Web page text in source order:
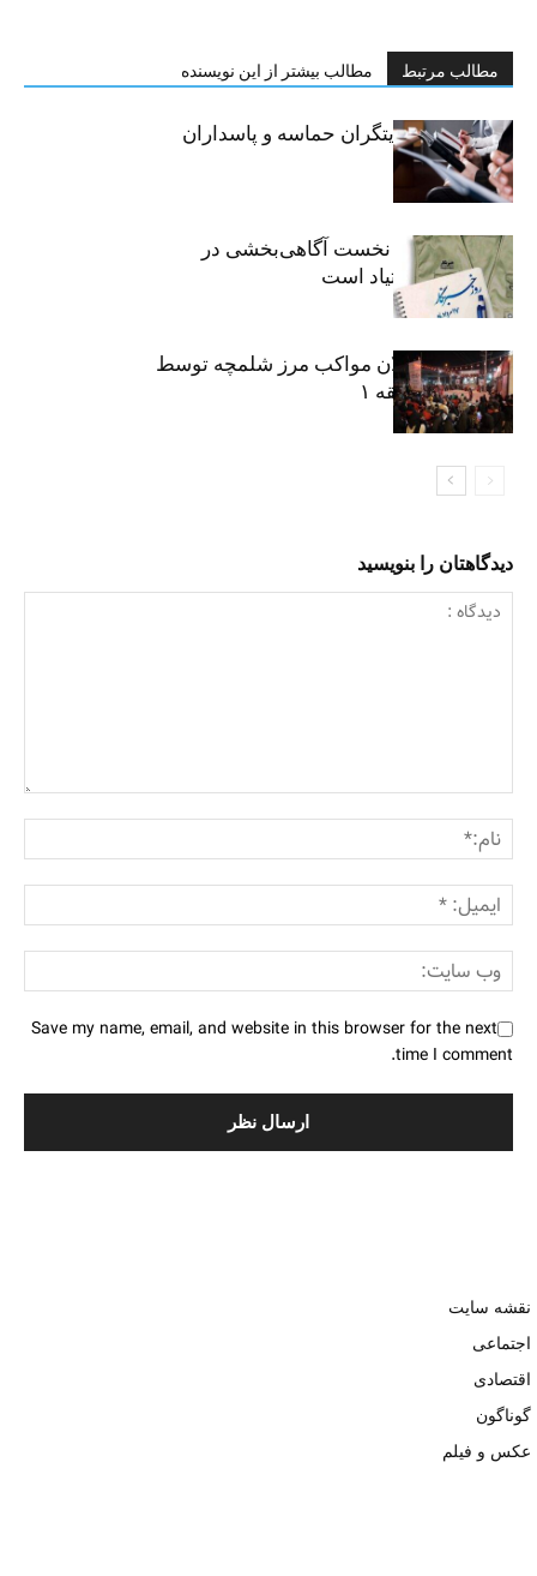
مطالب مرتبط مطالب بیشتر از این نویسنده
خبرنگاران، روایتگران حماسه و پاسداران
حقیقت
«رسانه» سنگر نخست آگاهی‌بخشی در
پیشگیری از اعتیاد است
نکوداشت فعالان مواکب مرز شلمچه توسط
شهرداری منطقه ۱
دیدگاهتان را بنویسید
Save my name, email, and website in this browser for the next
time I comment.
نقشه سایت
اجتماعی
اقتصادی
گوناگون
عکس و فیلم